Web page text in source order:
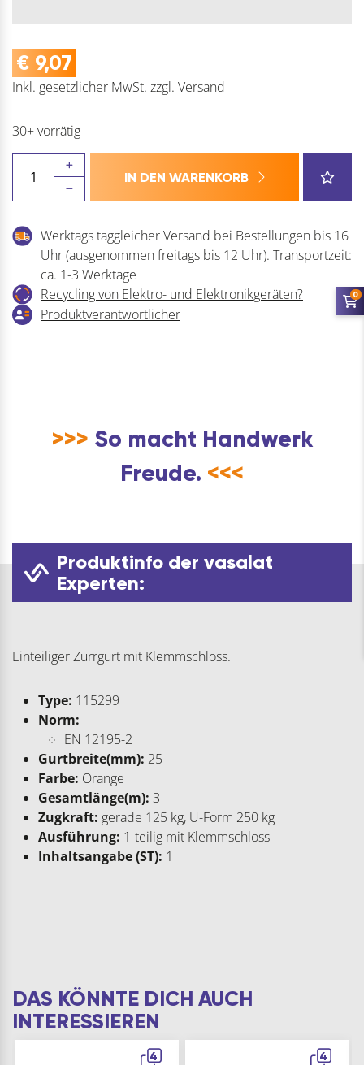
€ 9,07
Inkl. gesetzlicher MwSt. zzgl. Versand
30+ vorrätig
teilig
Klemmschloss
Menge
IN DEN WARENKORB
Werktags taggleicher Versand bei Bestellungen bis 16
Uhr (ausgenommen freitags bis 12 Uhr). Transportzeit:
ca. 1-3 Werktage
Recycling von Elektro- und Elektronikgeräten?
Produktverantwortlicher
>>> So macht Handwerk
Freude. <<<
Produktinfo der vasalat
Experten:
Einteiliger Zurrgurt mit Klemmschloss.
Type: 115299
Norm:
EN 12195-2
Gurtbreite(mm): 25
Farbe: Orange
Gesamtlänge(m): 3
Zugkraft: gerade 125 kg, U-Form 250 kg
Ausführung: 1-teilig mit Klemmschloss
Inhaltsangabe (ST): 1
DAS KÖNNTE DICH AUCH
INTERESSIEREN
4 4
0